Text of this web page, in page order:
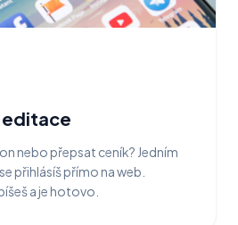
editace
nebo přepsat ceník? Jedním
přihlásíš přímo na web.
a je hotovo.